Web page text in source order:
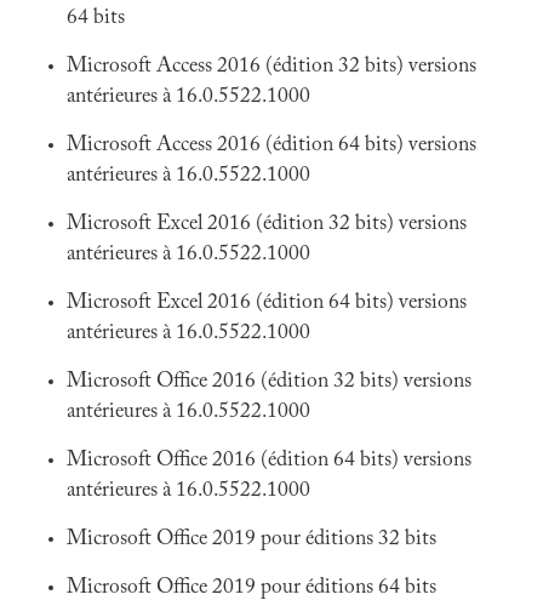
64 bits
Microsoft Access 2016 (édition 32 bits) versions
antérieures à 16.0.5522.1000
Microsoft Access 2016 (édition 64 bits) versions
antérieures à 16.0.5522.1000
Microsoft Excel 2016 (édition 32 bits) versions
antérieures à 16.0.5522.1000
Microsoft Excel 2016 (édition 64 bits) versions
antérieures à 16.0.5522.1000
Microsoft Office 2016 (édition 32 bits) versions
antérieures à 16.0.5522.1000
Microsoft Office 2016 (édition 64 bits) versions
antérieures à 16.0.5522.1000
Microsoft Office 2019 pour éditions 32 bits
Microsoft Office 2019 pour éditions 64 bits